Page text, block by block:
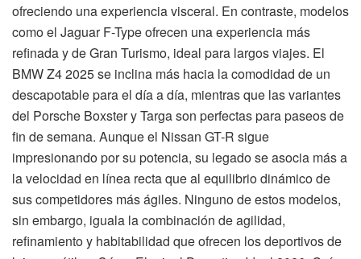
ofreciendo una experiencia visceral. En contraste, modelos
como el Jaguar F-Type ofrecen una experiencia más
refinada y de Gran Turismo, ideal para largos viajes. El
BMW Z4 2025 se inclina más hacia la comodidad de un
descapotable para el día a día, mientras que las variantes
del Porsche Boxster y Targa son perfectas para paseos de
fin de semana. Aunque el Nissan GT-R sigue
impresionando por su potencia, su legado se asocia más a
la velocidad en línea recta que al equilibrio dinámico de
sus competidores más ágiles. Ninguno de estos modelos,
sin embargo, iguala la combinación de agilidad,
refinamiento y habitabilidad que ofrecen los deportivos de